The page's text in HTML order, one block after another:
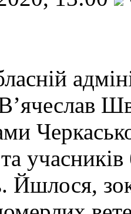
Йшлося,